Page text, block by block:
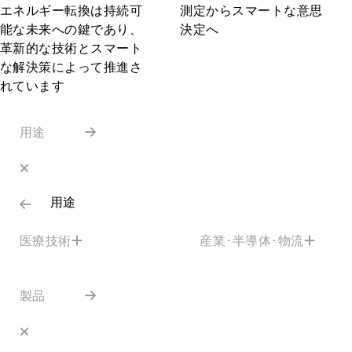
エネルギー転換は持続可
能な未来への鍵であり、
革新的な技術とスマート
な解決策によって推進さ
れています
測定からスマートな意思
決定へ
用途
用途
医療技術 産業･半導体･物流
製品